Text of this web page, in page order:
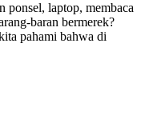
ponsel, laptop, membaca
baran bermerek?
pahami bahwa di